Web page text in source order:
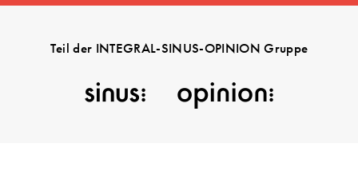
Teil der INTEGRAL-SINUS-OPINION Gruppe